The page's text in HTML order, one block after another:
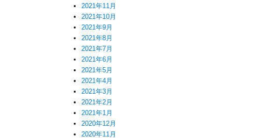
2021年11月
2021年10月
2021年9月
2021年8月
2021年7月
2021年6月
2021年5月
2021年4月
2021年3月
2021年2月
2021年1月
2020年12月
2020年11月